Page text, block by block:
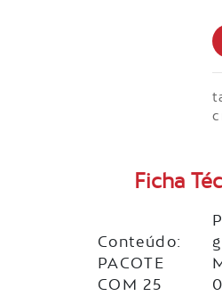
Ficha
Conteúdo:
PACOTE
COM 25